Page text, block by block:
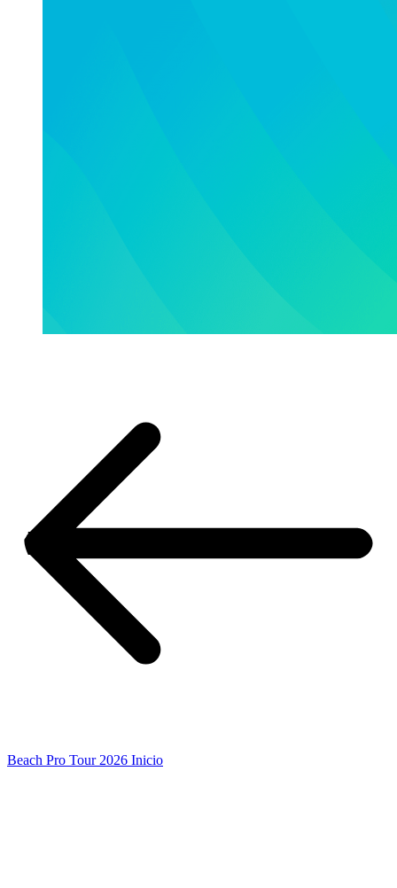
Beach Pro Tour 2026 Inicio